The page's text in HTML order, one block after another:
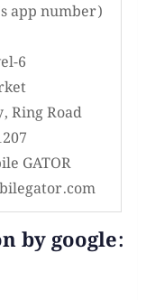
app number)
6
Ring Road
GATOR
by google: